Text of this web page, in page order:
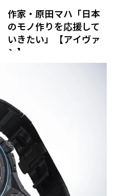
作家・原田マハ「日本
のモノ作りを応援して
いきたい」【アイヴァ
ン】